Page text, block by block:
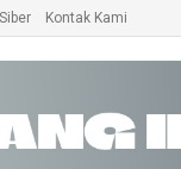
Kontak Kami